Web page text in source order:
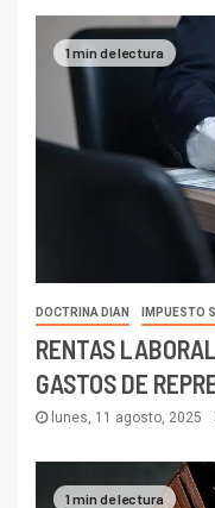
1 min de lectura
DOCTRINA DIAN IMPUESTO
RENTAS
GASTOS DE
lunes, 11 agosto, 2025
1 min de lectura